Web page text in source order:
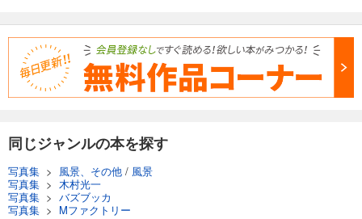
同じジャンルの本を探す
写真集 > 風景、その他 / 風景
写真集 > 木村光一
写真集 > バズブッカ
写真集 > Mファクトリー